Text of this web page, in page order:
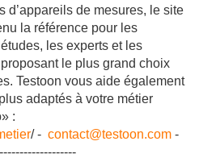
d’appareils de mesures, le site
la référence pour les
les experts et les
le plus grand choix
Testoon vous aide également
adaptés à votre métier
:
/ - contact@testoon.com -